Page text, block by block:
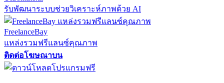
รับพัฒนาระบบช่วยวิเคราะห์ภาพด้วย AI
FreelanceBay
แหล่งรวมฟรีแลนซ์คุณภาพ
ติดต่อโฆษณาบน